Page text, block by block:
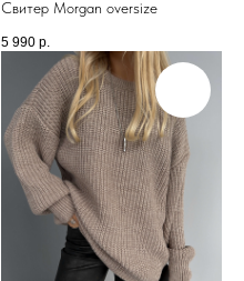
Свитер Morgan oversize
5 990 р.